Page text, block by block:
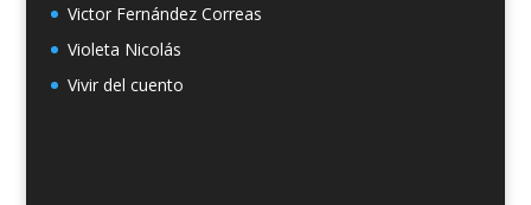
Victor Fernández Correas
Violeta Nicolás
Vivir del cuento